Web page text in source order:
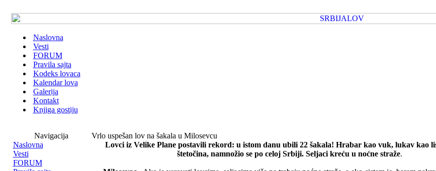
Naslovna
Vesti
FORUM
Pravila sajta
Kodeks lovaca
Kalendar lova
Galerija
Kontakt
Knjiga gostiju
Navigacija
Naslovna
Vesti
FORUM
Vrlo uspešan lov na šakala u Milosevcu
Lovci iz Velike Plane postavili rekord: u istom danu ubili 22 šakala! Hrabar kao vuk, lukav kao
štetočina, namnožio se po celoj Srbiji. Seljaci kreću u noćne straže.